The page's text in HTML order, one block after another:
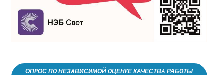
ОПРОС ПО НЕЗАВИСИМОЙ ОЦЕНКЕ КАЧЕСТВА РАБОТЫ